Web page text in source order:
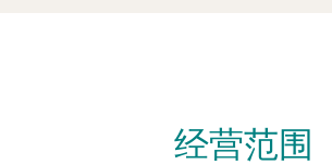
经营范围